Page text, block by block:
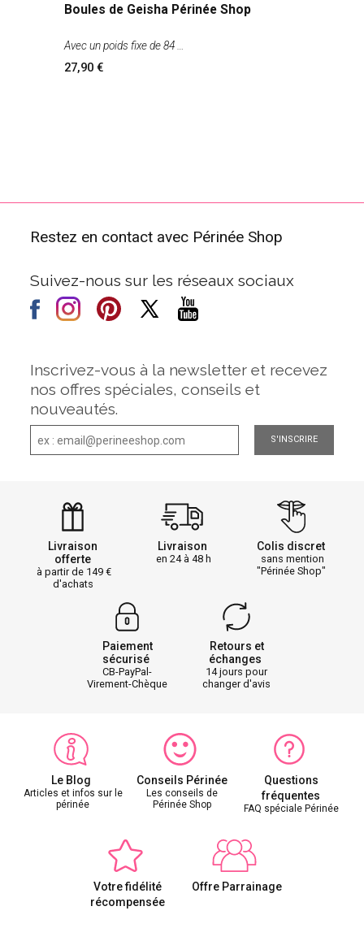
Boules de Geisha Périnée Shop
Avec un poids fixe de 84
27,90
Restez en contact avec Périnée Shop
Suivez-nous sur les réseaux sociaux
Inscrivez-vous à la newsletter et recevez
nos offres spéciales, conseils et
nouveautés.
S'INSCRIRE
Livraison
offerte
à partir de 149
d'achats
Livraison
en 24 à 48 h
Colis discret
sans mention
"Périnée Shop"
Paiement
sécurisé
CB-PayPal-
Virement-Chèque
Retours et
échanges
14 jours pour
changer d'avis
Le Blog
Articles et infos sur le
périnée
Conseils Périnée
Les conseils de
Périnée Shop
Questions
fréquentes
FAQ spéciale Périnée
Votre fidélité
récompensée
Offre Parrainage